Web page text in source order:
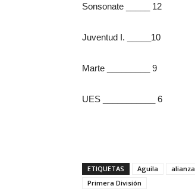
Sonsonate _____ 12
Juventud I. _____10
Marte _________ 9
UES ___________ 6
ETIQUETAS Aguila alianza
Primera División